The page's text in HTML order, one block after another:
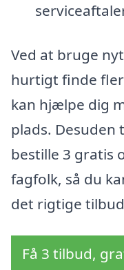
Ved at bruge
hurtigt finde
kan hjælpe dig
plads.
bestille 3 gratis
fagfolk, så du
det rigtige
Få 3 tilbud,